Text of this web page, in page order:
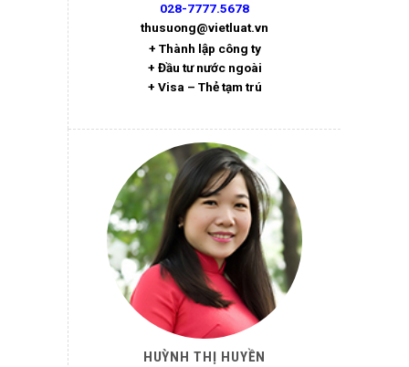
028-7777.5678
thusuong@vietluat.vn
+ Thành lập công ty
+ Đầu tư nước ngoài
+ Visa – Thẻ tạm trú
HUỲNH THỊ HUYỀN